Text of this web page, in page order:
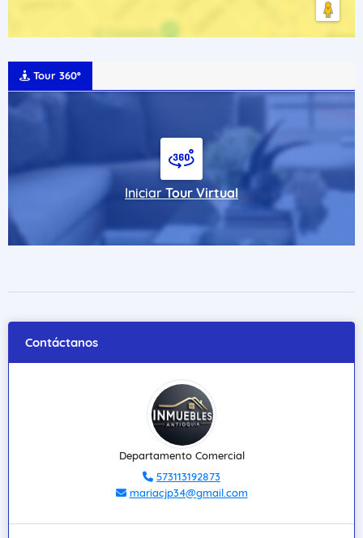
Tour 360º
Iniciar Tour Virtual
Contáctanos
Departamento Comercial
573113192873
mariacjp34@gmail.com